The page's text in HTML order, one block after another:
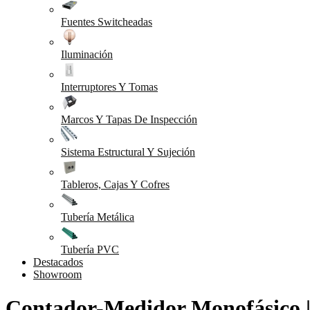
Fuentes Switcheadas
Iluminación
Interruptores Y Tomas
Marcos Y Tapas De Inspección
Sistema Estructural Y Sujeción
Tableros, Cajas Y Cofres
Tubería Metálica
Tubería PVC
Destacados
Showroom